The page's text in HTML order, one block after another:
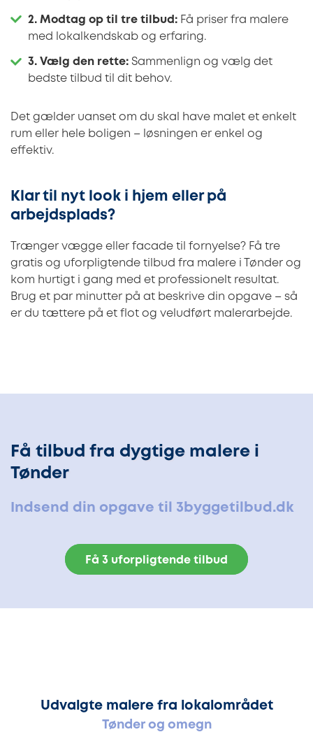
2. Modtag op til tre tilbud: Få priser fra malere
med lokalkendskab og erfaring.
3. Vælg den rette: Sammenlign og vælg det
bedste tilbud til dit behov.
Det gælder uanset om du skal have malet et enkelt
rum eller hele boligen – løsningen er enkel og
effektiv.
Klar til nyt look i hjem eller på
arbejdsplads?
Trænger vægge eller facade til fornyelse? Få tre
gratis og uforpligtende tilbud fra malere i Tønder og
kom hurtigt i gang med et professionelt resultat.
Brug et par minutter på at beskrive din opgave – så
er du tættere på et flot og veludført malerarbejde.
Få tilbud fra dygtige malere i
Tønder
Indsend din opgave til 3byggetilbud.dk
Få 3 uforpligtende tilbud
Udvalgte malere fra lokalområdet
Tønder og omegn